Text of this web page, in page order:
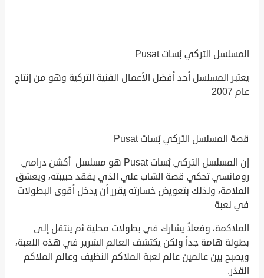
المسلسل التركي بُسات Pusat
يعتبر المسلسل أحد أفضل الأعمال الفنية التركية وهو من إنتاج
عام 2007
قصة المسلسل التركي بُسات Pusat
إن المسلسل التركي بُسات Pusat هو مسلسل أكشن درامي
رومانسي تحكي قصة الشاب علي الذي يفقد حبيبته، ويعشق
الملامة، ولذلك بتعويض خسارته يقرر أن يدخل أقوى البطولات
في لعبة
الملاكمة، وفعلاً يشارك في بطولات محلية ثم ينتقل إلى
بطولة هامة جداً ولكن يكتشف العالم الشرير في هذه اللعبة،
ويصبح بين عالمين عالم لعبة الملاكم النظيف وعالم الملاكم
القذر.